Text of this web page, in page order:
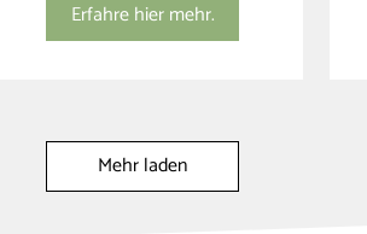
Erfahre hier mehr.
Mehr laden